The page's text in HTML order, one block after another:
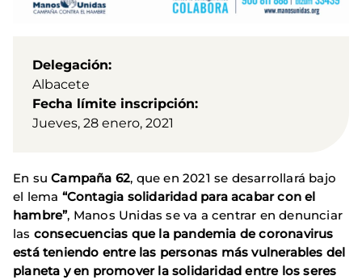
Delegación
Albacete
Fecha límite inscripción
Jueves, 28 enero, 2021
En suCampaña 62, que en 2021 se desarrollará bajo
el lema “Contagia solidaridad para acabar con el
hambre”, Manos Unidas se va a centrar en denunciar
las consecuencias que la pandemia de coronavirus
está teniendo entre las personas más vulnerables del
planeta y en promover la solidaridad entre los seres